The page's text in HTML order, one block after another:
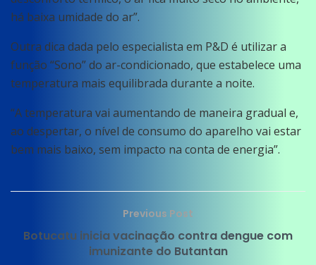
há baixa umidade do ar”.
Outra dica dada pelo especialista em P&D é utilizar a
função “Sono” do ar-condicionado, que estabelece uma
temperatura mais equilibrada durante a noite.
“A temperatura vai aumentando de maneira gradual e,
ao despertar, o nível de consumo do aparelho vai estar
bem mais baixo, sem impacto na conta de energia”.
Previous Post
Botucatu inicia vacinação contra dengue com
imunizante do Butantan